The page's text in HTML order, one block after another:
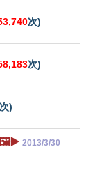
次)
次)
次)
2013/3/30